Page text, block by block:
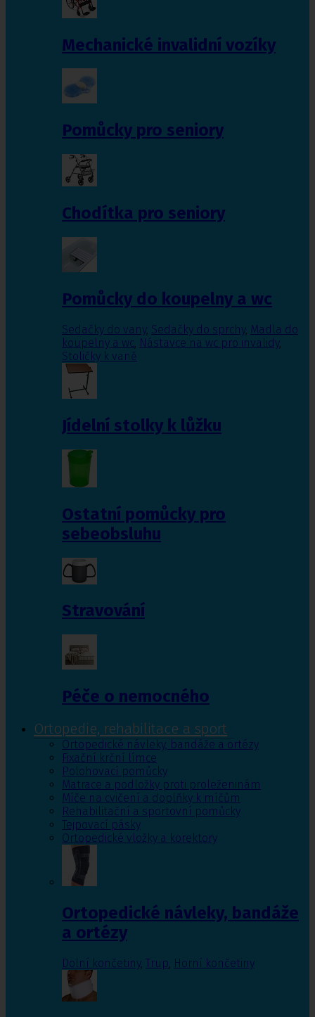
Mechanické invalidní vozíky
Pomůcky pro seniory
Chodítka pro seniory
Pomůcky do koupelny a wc
Sedačky do vany, Sedačky do sprchy, Madla do
koupelny a wc, Nástavce na wc pro invalidy,
Stoličky k vaně
Jídelní stolky k lůžku
Ostatní pomůcky pro
sebeobsluhu
Stravování
Péče o nemocného
Ortopedie, rehabilitace a sport
Ortopedické návleky, bandáže a ortézy
Fixační krční límce
Polohovací pomůcky
Matrace a podložky proti proleženinám
Míče na cvičení a doplňky k míčům
Rehabilitační a sportovní pomůcky
Tejpovací pásky
Ortopedické vložky a korektory
Ortopedické návleky, bandáže
a ortézy
Dolní končetiny, Trup, Horní končetiny